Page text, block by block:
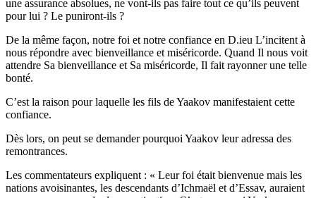
une assurance absolues, ne vont-ils pas faire tout ce qu’ils peuvent
pour lui ? Le puniront-ils ?
De la même façon, notre foi et notre confiance en D.ieu L’incitent à
nous répondre avec bienveillance et miséricorde. Quand Il nous voit
attendre Sa bienveillance et Sa miséricorde, Il fait rayonner une telle
bonté.
C’est la raison pour laquelle les fils de Yaakov manifestaient cette
confiance.
Dès lors, on peut se demander pourquoi Yaakov leur adressa des
remontrances.
Les commentateurs expliquent : « Leur foi était bienvenue mais les
nations avoisinantes, les descendants d’Ichmaël et d’Essav, auraient